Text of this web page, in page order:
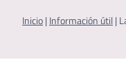
Inicio | Información útil |